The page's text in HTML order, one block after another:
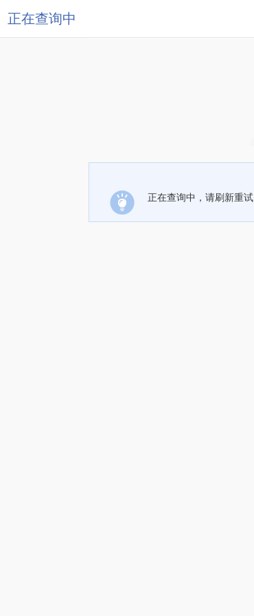
正在查询中
正在查询中，请刷新重试